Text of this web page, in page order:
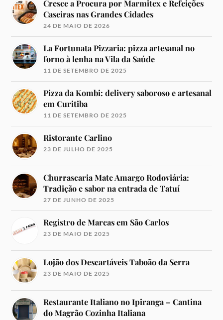
Cresce a Procura por Marmitex e Refeições
Caseiras nas Grandes Cidades
24 DE MAIO DE 2026
La Fortunata Pizzaria: pizza artesanal no
forno à lenha na Vila da Saúde
11 DE SETEMBRO DE 2025
Pizza da Kombi: delivery saboroso e artesanal
em Curitiba
11 DE SETEMBRO DE 2025
Ristorante Carlino
23 DE JULHO DE 2025
Churrascaria Mate Amargo Rodoviária:
Tradição e sabor na entrada de Tatuí
27 DE JUNHO DE 2025
Registro de Marcas em São Carlos
23 DE MAIO DE 2025
Lojão dos Descartáveis Taboão da Serra
23 DE MAIO DE 2025
Restaurante Italiano no Ipiranga – Cantina
do Magrão Cozinha Italiana